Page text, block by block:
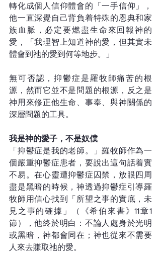
轉化成個人信仰體會的「一手信仰」，
他一直深覺自己背負着特殊的恩典和家
族血脈，必定要燃盡生命來回報神的
愛，「我理智上知道神的愛，但其實未
體會到祂的愛到何等地步。」
無可否認，抑鬱症是羅牧師痛苦的根
源，然而它並不是問題的根源，反之是
神用來修正他生命、事奉、與神關係的
深層問題的工具。
我是神的愛子，不是奴僕
「抑鬱症是我的老師。」羅牧師作為一
個嚴重抑鬱症患者，要說出這句話着實
不易。在心靈遭抑鬱症囚禁，放眼四周
盡是黑暗的時候，神透過抑鬱症引導羅
牧師用信心找到「所望之事的實底，未
見之事的確據」（《希伯來書》11章1
節），他終於明白：不論人處身於光明
或黑暗，神都會同在；神也從來不需要
人來去賺取祂的愛。